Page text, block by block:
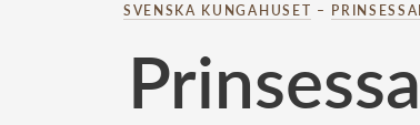
SVENSKA KUNGAHUSET –